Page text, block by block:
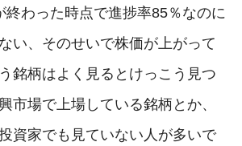
終わった時点で進捗率85％なのに
い、そのせいで株価が上がって
銘柄はよく見るとけっこう見つ
市場で上場している銘柄とか、
資家でも見ていない人が多いで